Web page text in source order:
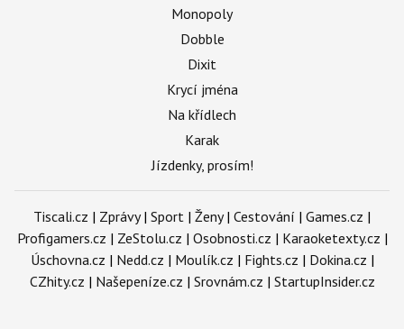
Monopoly
Dobble
Dixit
Krycí jména
Na křídlech
Karak
Jízdenky, prosím!
Tiscali.cz | Zprávy| Sport | Ženy| Cestování | Games.cz |
Profigamers.cz | ZeStolu.cz | Osobnosti.cz | Karaoketexty.cz |
Úschovna.cz | Nedd.cz | Moulík.cz | Fights.cz | Dokina.cz |
CZhity.cz | Našepeníze.cz | Srovnám.cz | StartupInsider.cz